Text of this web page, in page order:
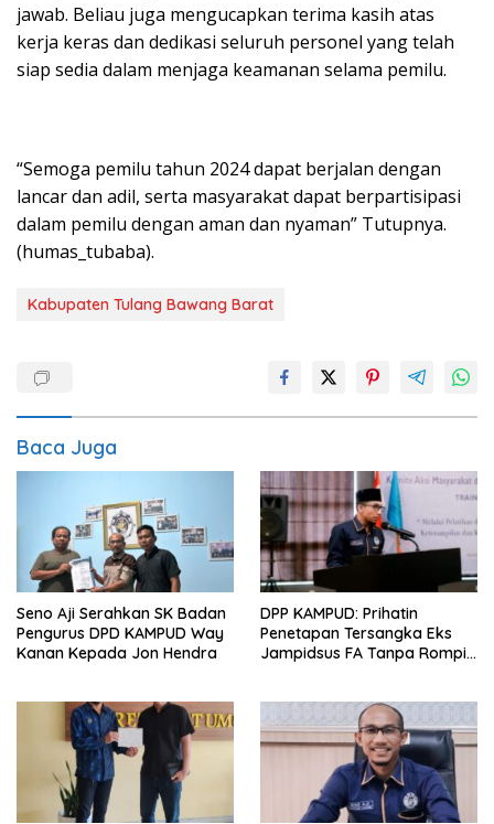
jawab. Beliau juga mengucapkan terima kasih atas
kerja keras dan dedikasi seluruh personel yang telah
siap sedia dalam menjaga keamanan selama pemilu.
“Semoga pemilu tahun 2024 dapat berjalan dengan
lancar dan adil, serta masyarakat dapat berpartisipasi
dalam pemilu dengan aman dan nyaman” Tutupnya.
(humas_tubaba).
Kabupaten Tulang Bawang Barat
Baca Juga
Seno Aji Serahkan SK Badan
Pengurus DPD KAMPUD Way
Kanan Kepada Jon Hendra
DPP KAMPUD: Prihatin
Penetapan Tersangka Eks
Jampidsus FA Tanpa Rompi